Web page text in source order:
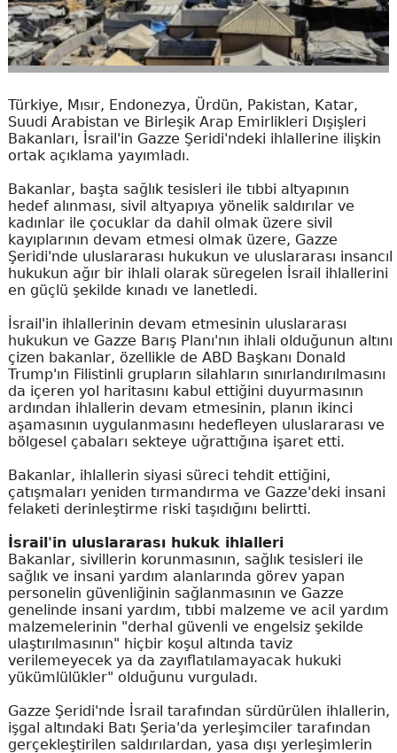
Türkiye, Mısır, Endonezya, Ürdün, Pakistan, Katar,
Suudi Arabistan ve Birleşik Arap Emirlikleri Dışişleri
Bakanları, İsrail'in Gazze Şeridi'ndeki ihlallerine ilişkin
ortak açıklama yayımladı.
Bakanlar, başta sağlık tesisleri ile tıbbi altyapının
hedef alınması, sivil altyapıya yönelik saldırılar ve
kadınlar ile çocuklar da dahil olmak üzere sivil
kayıplarının devam etmesi olmak üzere, Gazze
Şeridi'nde uluslararası hukukun ve uluslararası insancıl
hukukun ağır bir ihlali olarak süregelen İsrail ihlallerini
en güçlü şekilde kınadı ve lanetledi.
İsrail'in ihlallerinin devam etmesinin uluslararası
hukukun ve Gazze Barış Planı'nın ihlali olduğunun altını
çizen bakanlar, özellikle de ABD Başkanı Donald
Trump'ın Filistinli grupların silahların sınırlandırılmasını
da içeren yol haritasını kabul ettiğini duyurmasının
ardından ihlallerin devam etmesinin, planın ikinci
aşamasının uygulanmasını hedefleyen uluslararası ve
bölgesel çabaları sekteye uğrattığına işaret etti.
Bakanlar, ihlallerin siyasi süreci tehdit ettiğini,
çatışmaları yeniden tırmandırma ve Gazze'deki insani
felaketi derinleştirme riski taşıdığını belirtti.
İsrail'in uluslararası hukuk ihlalleri
Bakanlar, sivillerin korunmasının, sağlık tesisleri ile
sağlık ve insani yardım alanlarında görev yapan
personelin güvenliğinin sağlanmasının ve Gazze
genelinde insani yardım, tıbbi malzeme ve acil yardım
malzemelerinin "derhal güvenli ve engelsiz şekilde
ulaştırılmasının" hiçbir koşul altında taviz
verilemeyecek ya da zayıflatılamayacak hukuki
yükümlülükler" olduğunu vurguladı.
Gazze Şeridi'nde İsrail tarafından sürdürülen ihlallerin,
işgal altındaki Batı Şeria'da yerleşimciler tarafından
gerçekleştirilen saldırılardan, yasa dışı yerleşimlerin